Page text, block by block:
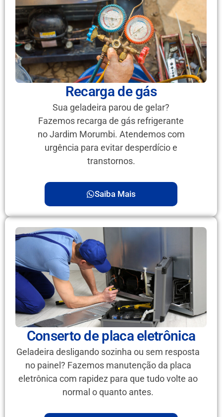
Recarga de gás
Sua geladeira parou de gelar?
Fazemos recarga de gás refrigerante
no Jardim Morumbi. Atendemos com
urgência para evitar desperdício e
transtornos.
Saiba Mais
Conserto de placa eletrônica
Geladeira desligando sozinha ou sem resposta
no painel? Fazemos manutenção da placa
eletrônica com rapidez para que tudo volte ao
normal o quanto antes.